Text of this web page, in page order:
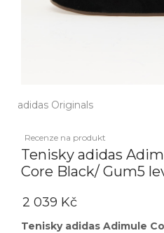
adidas Originals
Recenze na produkt
Tenisky adidas
Core Black/ Gum5
2 039 Kč
Tenisky adidas Adimule